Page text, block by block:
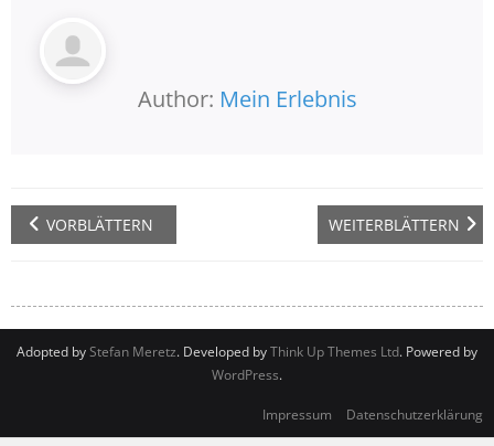
Author: Mein Erlebnis
VORBLÄTTERN WEITERBLÄTTERN
Adopted byStefan Meretz. Developed byThink Up Themes Ltd. Powered by
WordPress.
Impressum Datenschutzerklärung